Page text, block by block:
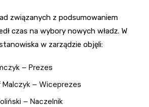
związanych z podsumowaniem
czas na wybory nowych władz. W
w zarządzie objęli:
– Prezes
– Wiceprezes
– Naczelnik